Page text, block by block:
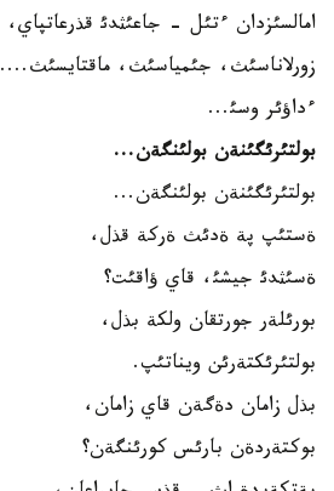
امالسئزدان ءتئل - جاعئثدئ قذرعاتپاي،
زورلاناسئث، جئمياسئث، ماقتايسئث....
ءداؤئر وسئ...
بولتئرئگئنةن بولئنگةن...
بولتئرئگئنةن بولئنگةن...
ةستئپ پة ةدئث ةركة قذل،
ةسئثدئ جيشئ، قاي ؤاقئت؟
بورئلةر جورتقان ولكة بذل،
بولتئرئكتةرئن ويناتئپ.
بذل زامان دةگةن قاي زامان،
بوكتةردةن بارئس كورئنگةن؟